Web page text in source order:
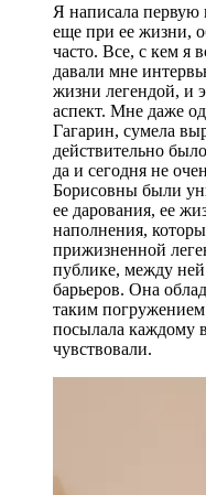
Я написала первую
еще при ее жизни,
часто. Все, с кем я
давали мне
жизни легендой, и
аспект. Мне даже
Гагарин, сумела
действительно
да и сегодня не
Борисовны были
ее дарования, ее
наполнения,
прижизненной
публике, между
барьеров. Она
таким
посылала каждому
чувствовали.